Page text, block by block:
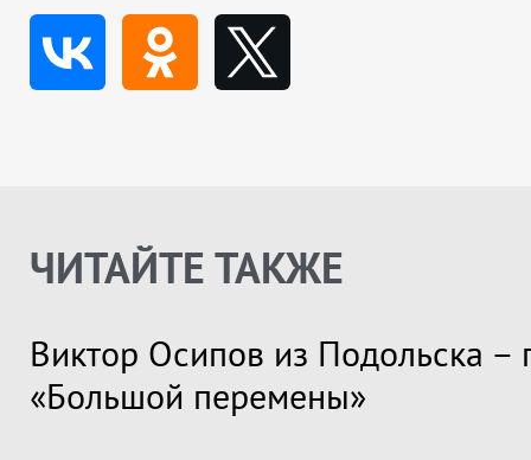
ЧИТАЙТЕ ТАКЖЕ
Виктор Осипов из Подольска –
«Большой перемены»